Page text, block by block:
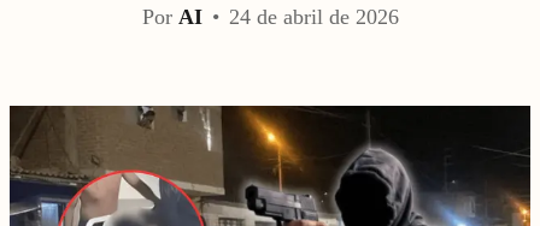
Por AI • 24 de abril de 2026